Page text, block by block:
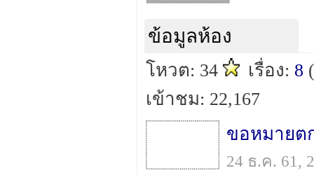
ข้อมูลห้อง
โหวต: 34 เรื่อง: 8
เข้าชม: 22,167
24 ธ.ค. 61,